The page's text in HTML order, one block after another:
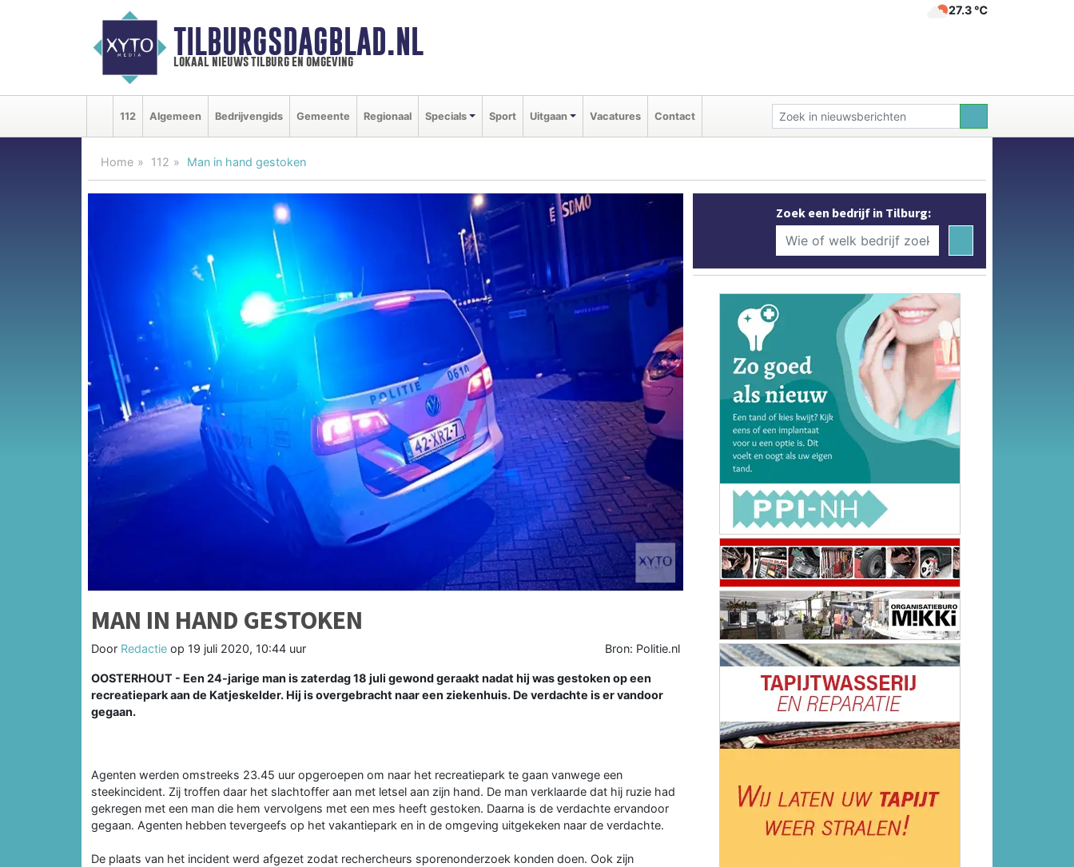
TILBURGSDAGBLAD.NL
lokaal nieuws tilburg en omgeving
27.3 ℃
112 Algemeen Bedrijvengids Gemeente Regionaal Specials Sport Uitgaan Vacatures Contact
Home 112 Man in hand gestoken
MAN IN HAND GESTOKEN
Door Redactie op 19 juli 2020, 10:44 uur Bron: Politie.nl
OOSTERHOUT - Een 24-jarige man is zaterdag 18 juli gewond geraakt nadat hij was gestoken op een
recreatiepark aan de Katjeskelder. Hij is overgebracht naar een ziekenhuis. De verdachte is er vandoor
gegaan.
Agenten werden omstreeks 23.45 uur opgeroepen om naar het recreatiepark te gaan vanwege een
steekincident. Zij troffen daar het slachtoffer aan met letsel aan zijn hand. De man verklaarde dat hij ruzie had
gekregen met een man die hem vervolgens met een mes heeft gestoken. Daarna is de verdachte ervandoor
gegaan. Agenten hebben tevergeefs op het vakantiepark en in de omgeving uitgekeken naar de verdachte.
De plaats van het incident werd afgezet zodat rechercheurs sporenonderzoek konden doen. Ook zijn
Zoek een bedrijf in Tilburg: